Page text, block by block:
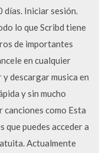
días. Iniciar sesión.
lo que Scribd tiene
de importantes
en cualquier
descargar musica en
y sin mucho
como Esta
que puedes acceder a
Actualmente